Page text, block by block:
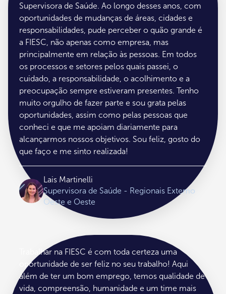
Supervisora de Saúde. Ao longo desses anos, com
oportunidades de mudanças de áreas, cidades e
responsabilidades, pude perceber o quão grande é
a FIESC, não apenas como empresa, mas
principalmente em relação às pessoas. Em todos
os processos e setores pelos quais passei, o
cuidado, a responsabilidade, o acolhimento e a
preocupação sempre estiveram presentes. Tenho
muito orgulho de fazer parte e sou grata pelas
oportunidades, assim como pelas pessoas que
conheci e que me apoiam diariamente para
alcançarmos nossos objetivos. Sou feliz, gosto do
que faço e me sinto realizada!
Lais Martinelli
Supervisora de Saúde - Regionais Extemo
Oeste e Oeste
Trabalhar na FIESC é com toda certeza uma
oportunidade de ser feliz no seu trabalho! Aqui
além de ter um bom emprego, temos qualidade de
vida, compreensão, humanidade e um time mais